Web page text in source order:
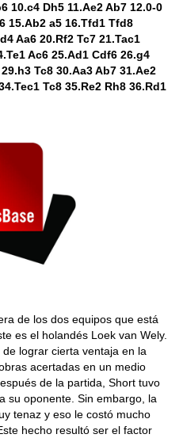
10.c4 Dh5 11.Ae2 Ab7 12.0-0
15.Ab2 a5 16.Tfd1 Tfd8
Aa6 20.Rf2 Tc7 21.Tac1
Ac6 25.Ad1 Cdf6 26.g4
Tc8 30.Aa3 Ab7 31.Ae2
Tc8 35.Re2 Rh8 36.Rd1
de los dos equipos que está
es el holandés Loek van Wely.
lograr cierta ventaja en la
acertadas en un medio
de la partida, Short tuvo
su oponente. Sin embargo, la
tenaz y eso le costó mucho
hecho resultó ser el factor